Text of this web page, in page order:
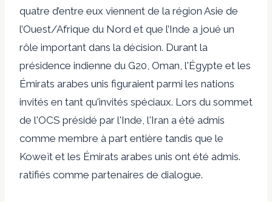
quatre d’entre eux viennent de la région Asie de
l’Ouest/Afrique du Nord et que l’Inde a joué un
rôle important dans la décision. Durant la
présidence indienne du G20, Oman, l'Égypte et les
Émirats arabes unis figuraient parmi les nations
invités en tant qu'invités spéciaux. Lors du sommet
de l'OCS présidé par l'Inde, l'Iran a été admis
comme membre à part entière tandis que le
Koweït et les Émirats arabes unis ont été admis.
ratifiés comme partenaires de dialogue.